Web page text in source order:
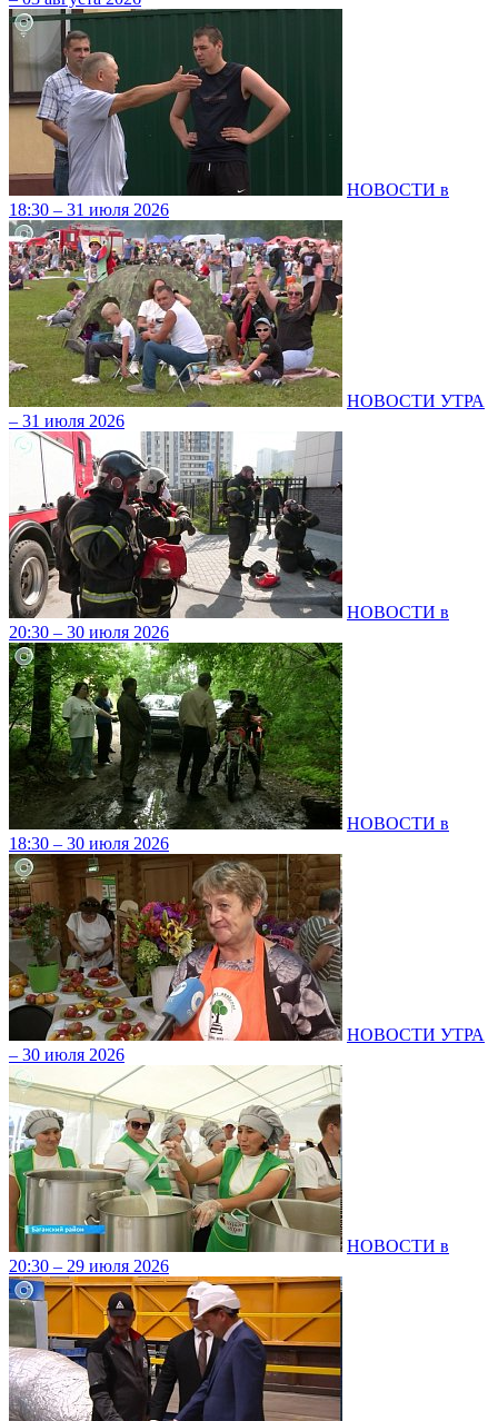
НОВОСТИ в
18:30 – 31 июля 2026
НОВОСТИ УТРА
– 31 июля 2026
НОВОСТИ в
20:30 – 30 июля 2026
НОВОСТИ в
18:30 – 30 июля 2026
НОВОСТИ УТРА
– 30 июля 2026
НОВОСТИ в
20:30 – 29 июля 2026